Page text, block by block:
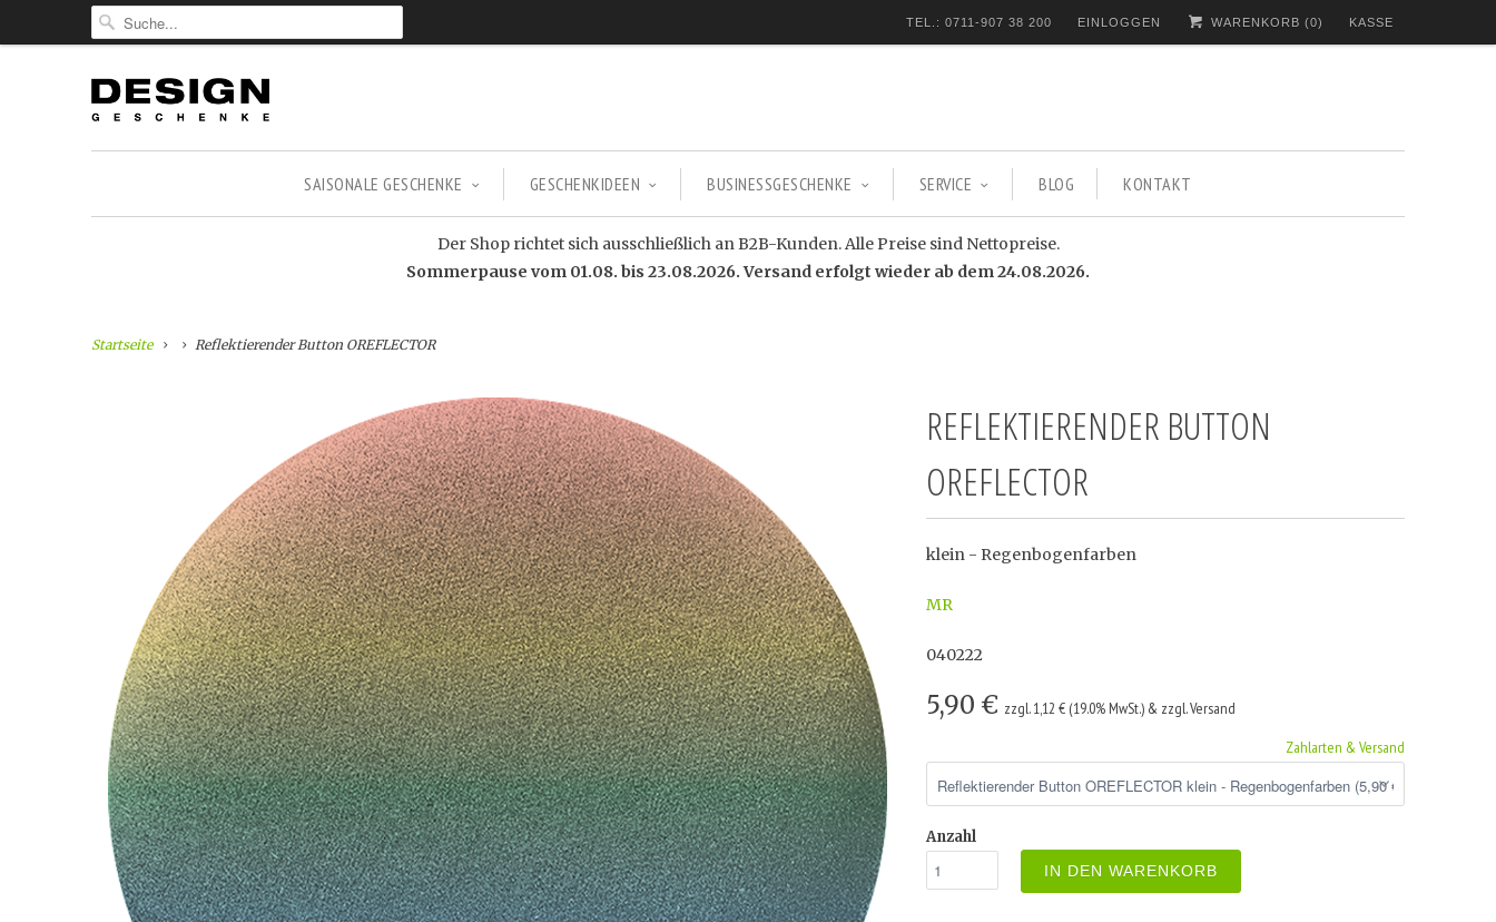
TEL.: 0711-907 38 200 EINLOGGEN WARENKORB (0) KASSE
SAISONALE GESCHENKE GESCHENKIDEEN BUSINESSGESCHENKE SERVICE BLOG KONTAKT
Der Shop richtet sich ausschließlich an B2B-Kunden. Alle Preise sind Nettopreise.
Sommerpause vom 01.08. bis 23.08.2026. Versand erfolgt wieder ab dem 24.08.2026.
Startseite Reflektierender Button OREFLECTOR
REFLEKTIERENDER BUTTON
OREFLECTOR
klein - Regenbogenfarben
MR
040222
5,90 € zzgl. 1,12 € (19.0% MwSt.) & zzgl. Versand
Zahlarten & Versand
Anzahl
IN DEN WARENKORB